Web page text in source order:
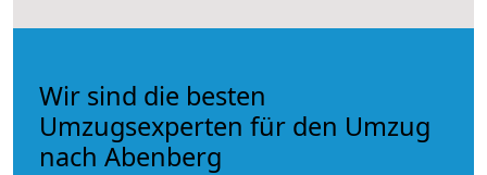
Wir sind die besten
Umzugsexperten für den Umzug
nach Abenberg